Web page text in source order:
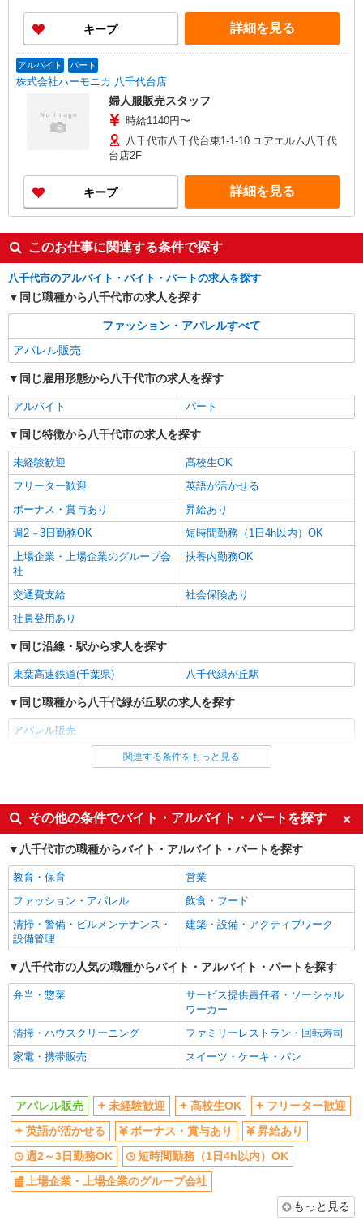
キープ 詳細を見る
アルバイト パート
株式会社ハーモニカ 八千代台店
婦人服販売スタッフ
時給1140円〜
八千代市八千代台東1-1-10 ユアエルム八千代
台店2F
キープ 詳細を見る
このお仕事に関連する条件で探す
八千代市のアルバイト・バイト・パートの求人を探す
同じ職種から八千代市の求人を探す
ファッション・アパレルすべて
アパレル販売
同じ雇用形態から八千代市の求人を探す
アルバイト パート
同じ特徴から八千代市の求人を探す
未経験歓迎
高校生OK
フリーター歓迎
英語が活かせる
ボーナス・賞与あり
昇給あり
週2～3日勤務OK
短時間勤務（1日4h以内）OK
上場企業・上場企業のグループ会
社
扶養内勤務OK
交通費支給
社会保険あり
社員登用あり
同じ沿線・駅から求人を探す
東葉高速鉄道(千葉県) 八千代緑が丘駅
同じ職種から八千代緑が丘駅の求人を探す
アパレル販売
同じ雇用形態から八千代緑が丘駅の求人を探す
同じ特徴から八千代緑が丘駅の求人を探す
未経験歓迎
高校生OK
フリーター歓迎
英語が活かせる
ボーナス・賞与あり
昇給あり
週2～3日勤務OK
短時間勤務（1日4h以内）OK
上場企業・上場企業のグループ会
社
交通費支給
社会保険あり
社員登用あり
同じ職種から求人を探す
ファッション・アパレル
同じ特徴から求人を探す
未経験歓迎
高校生OK
英語が活かせる
ボーナス・賞与あり
週2～3日勤務OK
短時間勤務（1日4h以内）OK
関連する条件をもっと見る
その他の条件でバイト・アルバイト・パートを探す
八千代市の職種からバイト・アルバイト・パートを探す
教育・保育
営業
ファッション・アパレル
飲食・フード
清掃・警備・ビルメンテナンス・
設備管理
建築・設備・アクティブワーク
八千代市の人気の職種からバイト・アルバイト・パートを探す
弁当・惣菜
サービス提供責任者・ソーシャル
ワーカー
清掃・ハウスクリーニング
ファミリーレストラン・回転寿司
家電・携帯販売
スイーツ・ケーキ・パン
アパレル販売 未経験歓迎 高校生OK
フリーター歓迎
英語が活かせる
ボーナス・賞与あり
昇給あり
週2～3日勤務OK
短時間勤務（1日4h以内）OK
上場企業・上場企業のグループ会社
もっと見る